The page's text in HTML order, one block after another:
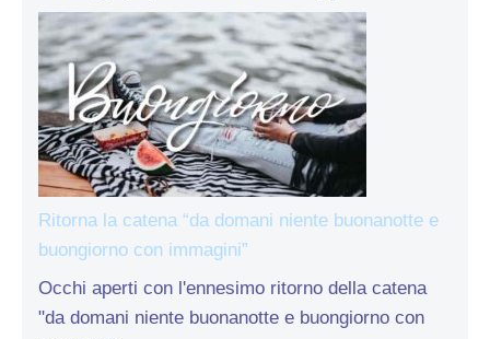
Ritorna la catena “da domani niente buonanotte e
buongiorno con immagini”
Occhi aperti con l'ennesimo ritorno della catena
"da domani niente buonanotte e buongiorno con